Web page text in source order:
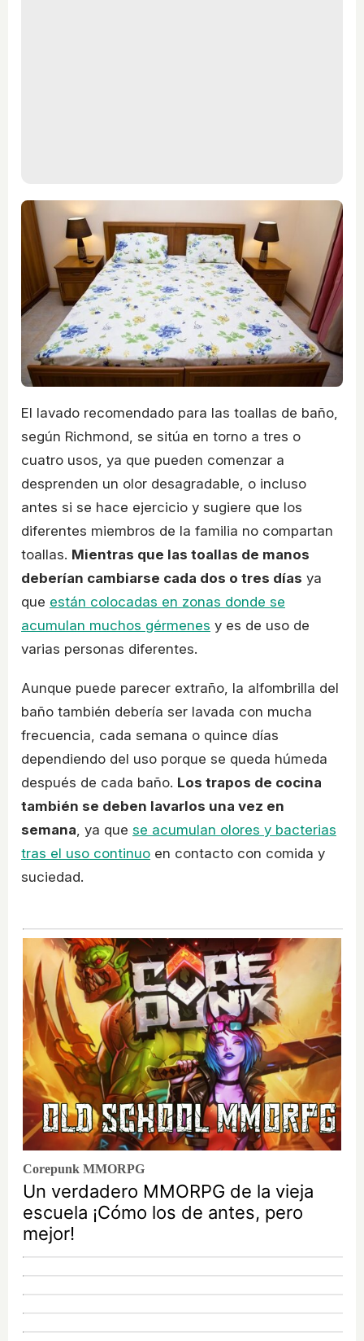
El lavado recomendado para las toallas de baño,
según Richmond, se sitúa en torno a tres o
cuatro usos, ya que pueden comenzar a
desprenden un olor desagradable, o incluso
antes si se hace ejercicio y sugiere que los
diferentes miembros de la familia no compartan
toallas. Mientras que las toallas de manos
deberían cambiarse cada dos o tres días ya
que están colocadas en zonas donde se
acumulan muchos gérmenes y es de uso de
varias personas diferentes.
Aunque puede parecer extraño, la alfombrilla del
baño también debería ser lavada con mucha
frecuencia, cada semana o quince días
dependiendo del uso porque se queda húmeda
después de cada baño. Los trapos de cocina
también se deben lavarlos una vez en
semana, ya que se acumulan olores y bacterias
tras el uso continuo en contacto con comida y
suciedad.
Corepunk MMORPG
Un verdadero MMORPG de la vieja
escuela ¡Cómo los de antes, pero
mejor!